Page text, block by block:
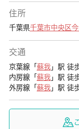
住所
千葉県千葉市中央区
交通
京葉線「 蘇我」駅 徒
内房線「 蘇我」駅 徒
外房線「 蘇我」駅 徒